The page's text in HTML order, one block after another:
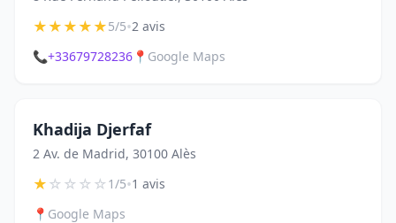
★★★★★5/5•2 avis
📞+33679728236 📍 Google Maps
Khadija Djerfaf
2 Av. de Madrid, 30100 Alès
★☆☆☆☆1/5•1 avis
📍 Google Maps